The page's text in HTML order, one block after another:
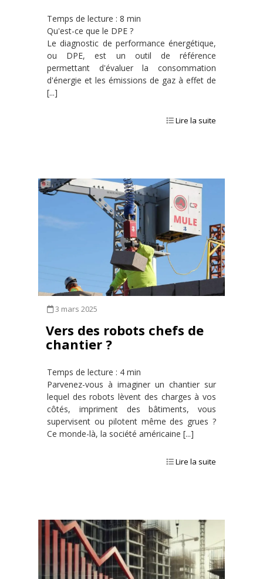
Temps de lecture : 8 min
Qu'est-ce que le DPE ?
Le diagnostic de performance énergétique,
ou DPE, est un outil de référence
permettant d'évaluer la consommation
d'énergie et les émissions de gaz à effet de
[...]
Lire la suite
3 mars 2025
Vers des robots chefs de
chantier ?
Temps de lecture : 4 min
Parvenez-vous à imaginer un chantier sur
lequel des robots lèvent des charges à vos
côtés, impriment des bâtiments, vous
supervisent ou pilotent même des grues ?
Ce monde-là, la société américaine [...]
Lire la suite